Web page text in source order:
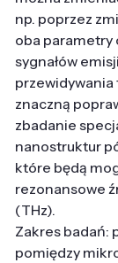
np. poprzez
oba parametry
sygnałów
przewidywania
znaczną
zbadanie
nanostruktur
które będą
rezonansowe
(THz).
Zakres badań:
pomiędzy